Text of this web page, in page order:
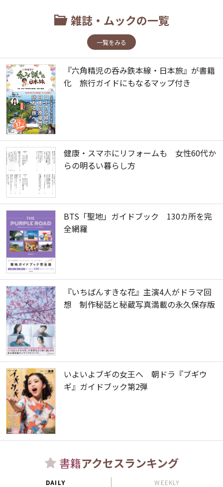
雑誌・ムックの一覧
一覧をみる
『六角精児の呑み鉄本線・日本旅』が書籍
化 旅行ガイドにもなるマップ付き
健康・スマホにリフォームも 女性60代か
らの明るい暮らし方
BTS「聖地」ガイドブック 130カ所を完
全網羅
『いちばんすきな花』主演4人がドラマ回
想 制作秘話と秘蔵写真満載の永久保存版
いよいよブギの女王へ 朝ドラ『ブギウ
ギ』ガイドブック第2弾
書籍アクセスランキング
DAILY WEEKLY